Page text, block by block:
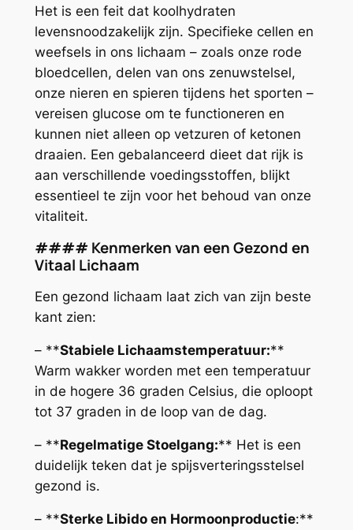
Het is een feit dat koolhydraten
levensnoodzakelijk zijn. Specifieke cellen en
weefsels in ons lichaam – zoals onze rode
bloedcellen, delen van ons zenuwstelsel,
onze nieren en spieren tijdens het sporten –
vereisen glucose om te functioneren en
kunnen niet alleen op vetzuren of ketonen
draaien. Een gebalanceerd dieet dat rijk is
aan verschillende voedingsstoffen, blijkt
essentieel te zijn voor het behoud van onze
vitaliteit.
#### Kenmerken van een Gezond en
Vitaal Lichaam
Een gezond lichaam laat zich van zijn beste
kant zien:
– **Stabiele Lichaamstemperatuur:**
Warm wakker worden met een temperatuur
in de hogere 36 graden Celsius, die oploopt
tot 37 graden in de loop van de dag.
– **Regelmatige Stoelgang:** Het is een
duidelijk teken dat je spijsverteringsstelsel
gezond is.
– **Sterke Libido en Hormoonproductie:**